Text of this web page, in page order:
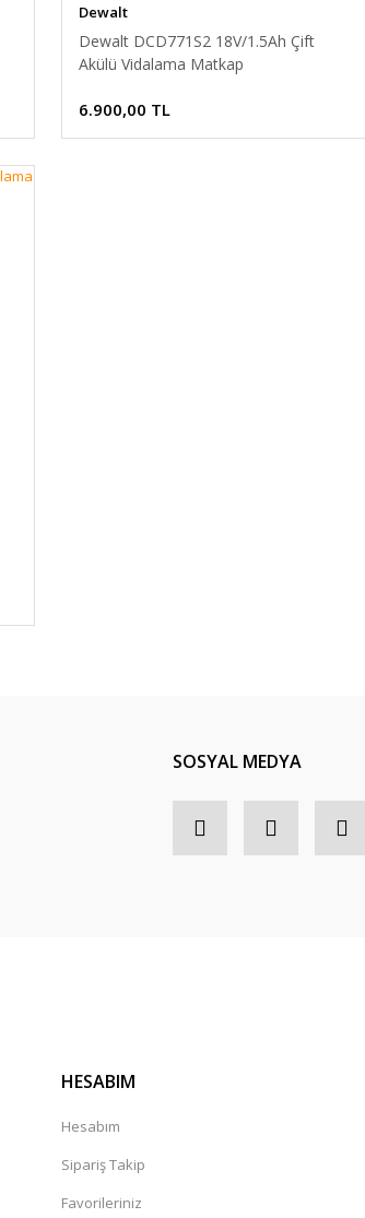
Dewalt
Dewalt DCD771S2 18V/1.5Ah Çift
Akülü Vidalama Matkap
6.900,00 TL
SOSYAL MEDYA
HESABIM
Hesabım
Sipariş Takip
Favorileriniz